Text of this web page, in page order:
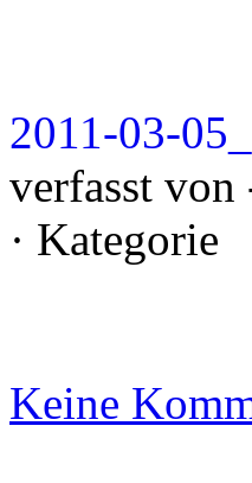
2011-03-
verfasst von
· Kategorie
Keine